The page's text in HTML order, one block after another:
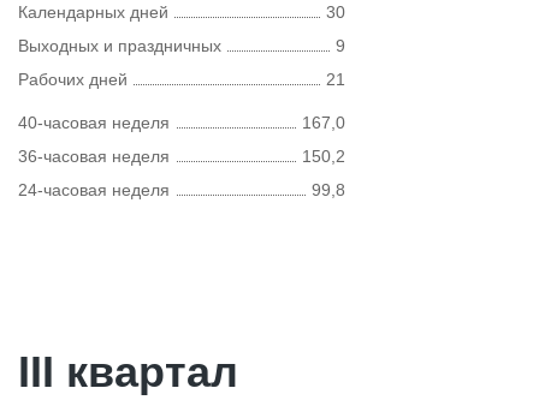
Календарных дней
30
Выходных и праздничных
9
Рабочих дней
21
40-часовая неделя
167,0
36-часовая неделя
150,2
24-часовая неделя
99,8
III квартал